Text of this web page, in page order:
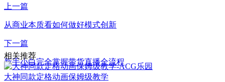
上一篇
从商业本质看如何做好模式创新
下一篇
新手小白完全掌握带货直播全流程
相关推荐
大神同款定格动画保姆级教学